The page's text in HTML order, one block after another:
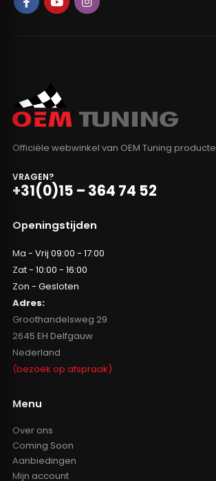
Officiële webwinkel van OEM Tuning
VRAGEN?
+31(0)15 – 364 74 52
Openingstijden
Ma - Vrij 09:00 - 17:00
Zat - 10:00 - 16:00
Zon - Gesloten
Adres:
Groothandelsweg 29
2645 EH Delfgauw
Nederland
(bezoek op afspraak)
Menu
Over ons
Coming Soon
Aanbiedingen
Mijn account